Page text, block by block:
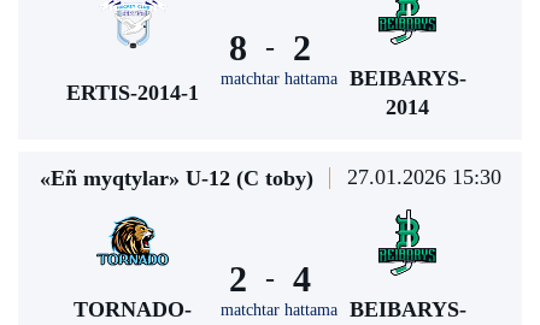
ERTIS-2014-1
8 -
matchtar hattama
2
BEIBARYS-
2014
«Eñ myqtylar» U-12 (С toby) 27.01.2026 15:30
TORNADO-
2 -
matchtar hattama
4
BEIBARYS-